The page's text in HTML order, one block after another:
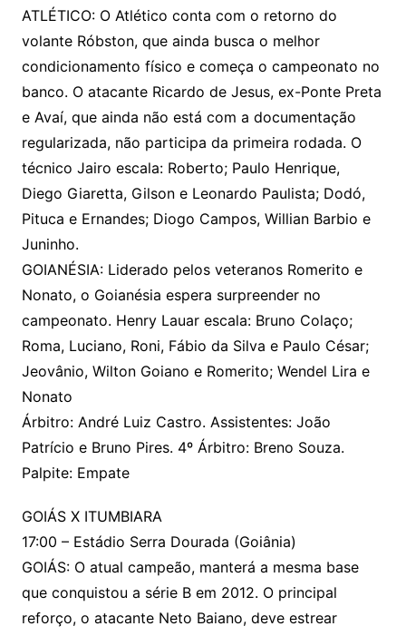
ATLÉTICO: O Atlético conta com o retorno do
volante Róbston, que ainda busca o melhor
condicionamento físico e começa o campeonato no
banco. O atacante Ricardo de Jesus, ex-Ponte Preta
e Avaí, que ainda não está com a documentação
regularizada, não participa da primeira rodada. O
técnico Jairo escala: Roberto; Paulo Henrique,
Diego Giaretta, Gilson e Leonardo Paulista; Dodó,
Pituca e Ernandes; Diogo Campos, Willian Barbio e
Juninho.
GOIANÉSIA: Liderado pelos veteranos Romerito e
Nonato, o Goianésia espera surpreender no
campeonato. Henry Lauar escala: Bruno Colaço;
Roma, Luciano, Roni, Fábio da Silva e Paulo César;
Jeovânio, Wilton Goiano e Romerito; Wendel Lira e
Nonato
Árbitro: André Luiz Castro. Assistentes: João
Patrício e Bruno Pires. 4º Árbitro: Breno Souza.
Palpite: Empate
GOIÁS X ITUMBIARA
17:00 – Estádio Serra Dourada (Goiânia)
GOIÁS: O atual campeão, manterá a mesma base
que conquistou a série B em 2012. O principal
reforço, o atacante Neto Baiano, deve estrear